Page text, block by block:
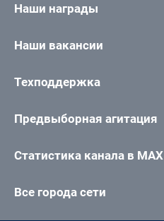
Наши награды
Наши вакансии
Техподдержка
Предвыборная агитация
Статистика канала в MAX
Все города сети